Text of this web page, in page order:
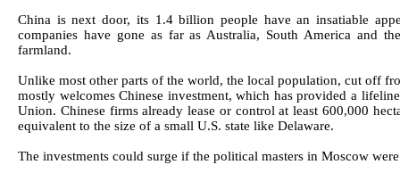
China is next door, its 1.4 billion people have an insatiable
companies have gone as far as Australia, South America and
farmland.
Unlike most other parts of the world, the local population, cut off
mostly welcomes Chinese investment, which has provided a
Union. Chinese firms already lease or control at least 600,000
equivalent to the size of a small U.S. state like Delaware.
The investments could surge if the political masters in Moscow